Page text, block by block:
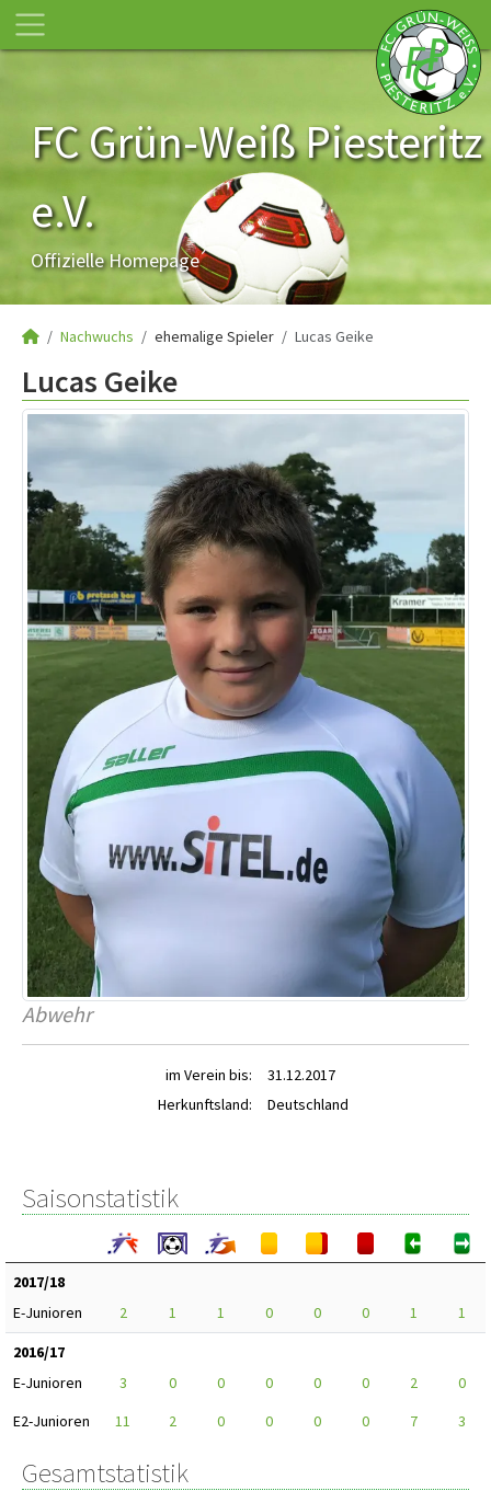
FC Grün-Weiß Piesteritz
e.V.
Offizielle Homepage
Nachwuchs ehemalige Spieler Lucas Geike
Lucas Geike
Abwehr
im Verein bis:
31.12.2017
Herkunftsland:
Deutschland
Saisonstatistik
2017/18
E-Junioren
2 1 1 0 0 0 1
1
2016/17
E-Junioren
3 0 0 0 0 0 2
0
E2-Junioren
11 2 0 0 0 0 7 3
Gesamtstatistik